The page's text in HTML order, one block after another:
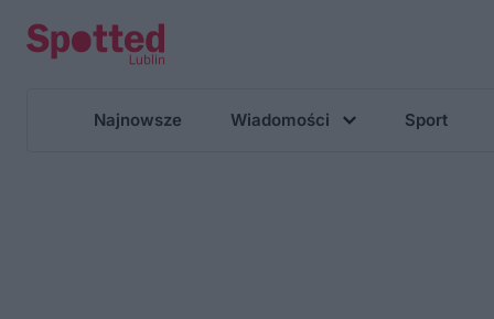
Najnowsze Wiadomości Sport